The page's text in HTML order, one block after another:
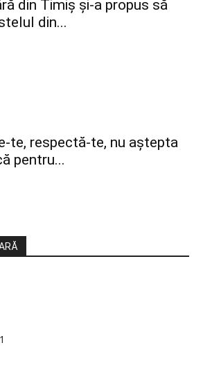
din Timiș și-a propus să
din...
te, respectă-te, nu aștepta
pentru...